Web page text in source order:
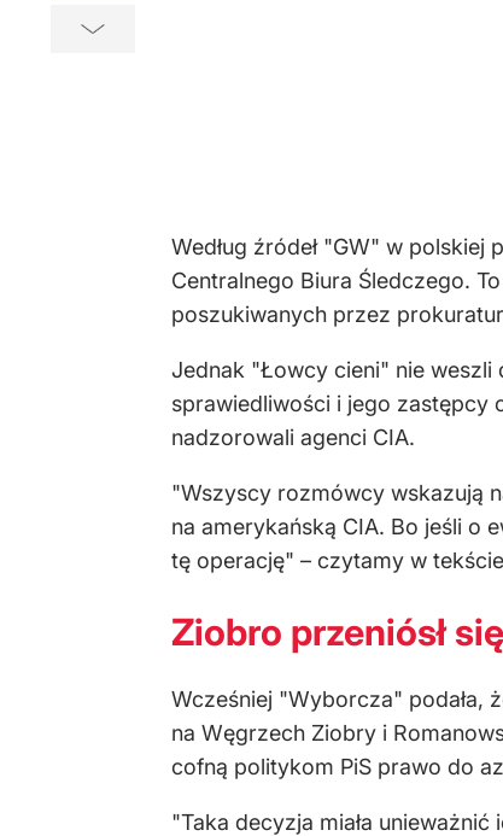
Według źródeł "GW" w
Centralnego Biura Śledczego.
poszukiwanych przez
Jednak "Łowcy cieni" nie
sprawiedliwości i jego zastępcy
nadzorowali agenci CIA.
"Wszyscy rozmówcy wskazują
na amerykańską CIA. Bo jeśli o
tę operację" – czytamy w
Ziobro przeniósł
Wcześniej "Wyborcza" podała,
na Węgrzech Ziobry i
cofną politykom PiS prawo do
"Taka decyzja miała